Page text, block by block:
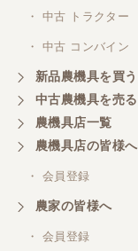
・ 中古 トラクター
・ 中古 コンバイン
新品農機具を買う
中古農機具を売る
農機具店一覧
農機具店の皆様へ
・ 会員登録
農家の皆様へ
・ 会員登録